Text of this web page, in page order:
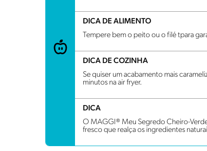
DICA DE ALIMENTO
Tempere bem o peito ou o filé tpara
DICA DE COZINHA
Se quiser um acabamento mais
minutos na air fryer.
DICA
O MAGGI® Meu Segredo Cheiro-
fresco que realça os ingredientes